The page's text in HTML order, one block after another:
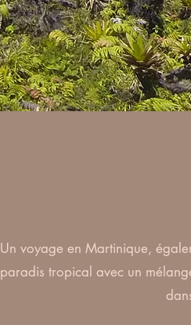
Un voyage en Martinique,
paradis tropical avec un